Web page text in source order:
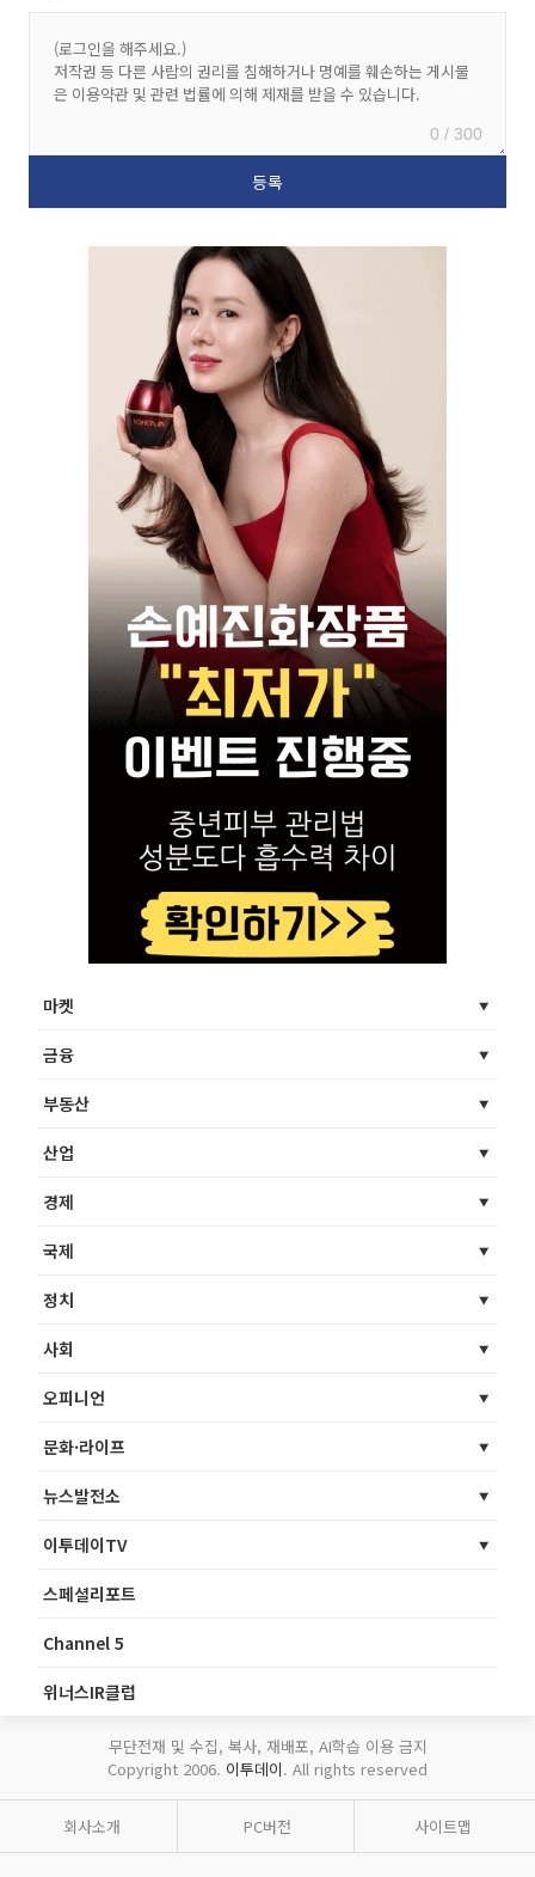
0 / 300
마켓
금융
부동산
산업
경제
국제
정치
사회
오피니언
문화·라이프
뉴스발전소
이투데이TV
스페셜리포트
Channel 5
위너스IR클럽
무단전재 및 수집, 복사, 재배포, AI학습 이용 금지
Copyright 2006. 이투데이. All rights reserved
회사소개 PC버전 사이트맵